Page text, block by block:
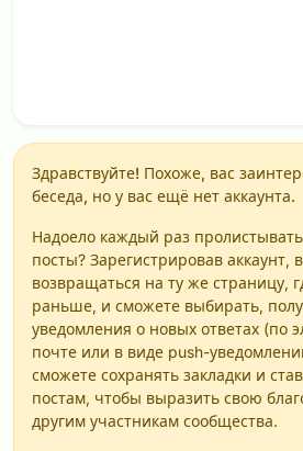
Здравствуйте! Похоже, вас
беседа, но у вас ещё нет аккаунта.
Надоело каждый раз
посты? Зарегистрировав аккаунт,
возвращаться на ту же страницу,
раньше, и сможете выбирать,
уведомления о новых ответах (по
почте или в виде push-
сможете сохранять закладки и
постам, чтобы выразить свою
другим участникам сообщества.